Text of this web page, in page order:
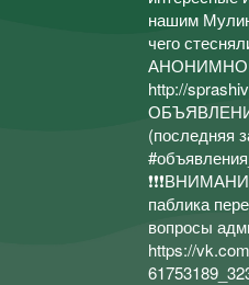
нашим
чего
http://
(последняя
паблика
вопросы
https://